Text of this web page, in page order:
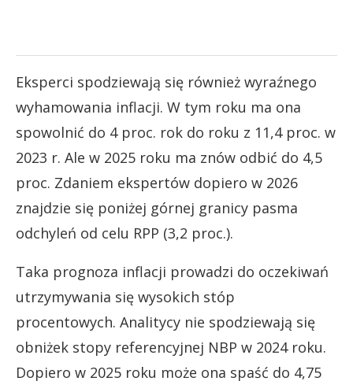
Eksperci spodziewają się również wyraźnego
wyhamowania inflacji. W tym roku ma ona
spowolnić do 4 proc. rok do roku z 11,4 proc. w
2023 r. Ale w 2025 roku ma znów odbić do 4,5
proc. Zdaniem ekspertów dopiero w 2026
znajdzie się poniżej górnej granicy pasma
odchyleń od celu RPP (3,2 proc.).
Taka prognoza inflacji prowadzi do oczekiwań
utrzymywania się wysokich stóp
procentowych. Analitycy nie spodziewają się
obniżek stopy referencyjnej NBP w 2024 roku.
Dopiero w 2025 roku może ona spaść do 4,75